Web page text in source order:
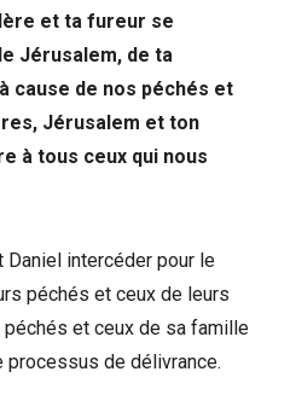
et ta fureur se
Jérusalem, de ta
cause de nos péchés et
Jérusalem et ton
à tous ceux qui nous
Daniel intercéder pour le
péchés et ceux de leurs
et ceux de sa famille
de délivrance.